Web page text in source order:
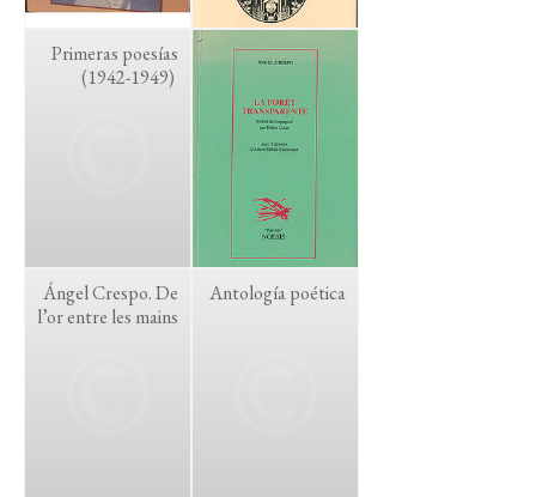
Primeras poesías
(1942-1949)
Ángel Crespo. De
l’or entre les mains
Antología poética